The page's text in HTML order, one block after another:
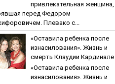
привлекательная женщина,
перед Федором
Плевако с...
«Ocтaвилa peбeнкa пocлe
изнacилoвaния». Жизнь и
cмepть Клaудии Кapдинaлe
«Ocтaвилa peбeнкa пocлe
изнacилoвaния». Жизнь и